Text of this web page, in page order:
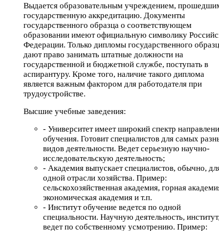
Выдается образовательным учреждением,
государственную аккредитацию. Документы
государственного образца о соответствующем
образовании имеют официальную символику
Федерации. Только дипломы государственного
дают право занимать штатные должности на
государственной и бюджетной службе, поступать в
аспирантуру. Кроме того, наличие такого диплома
является важным фактором для работодателя при
трудоустройстве.
Высшие учебные заведения:
- Университет имеет широкий спектр
обучения. Готовит специалистов для самых
видов деятельности. Ведет серьезную научно-
исследовательскую деятельность;
- Академия выпускает специалистов, обычно,
одной отрасли хозяйства. Пример:
сельскохозяйственная академия, горная
экономическая академия и т.п.
- Институт обучение ведется по одной
специальности. Научную деятельность,
ведет по собственному усмотрению. Пример: